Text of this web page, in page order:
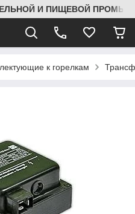
И ПИЩЕВОЙ
к горелкам